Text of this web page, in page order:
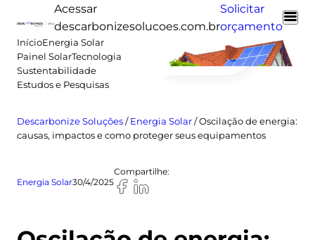
para
conteúdo
Acessar
descarbonizesolucoes.com.br
Solicitar
orçamento
InícioEnergia Solar
Painel SolarTecnologia
Sustentabilidade
Estudos e Pesquisas
Descarbonize Soluções/Energia Solar/Oscilação de energia:
causas, impactos e como proteger seus equipamentos
Energia Solar30/4/2025
Compartilhe: